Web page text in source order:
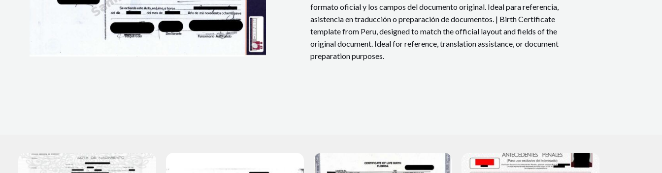
formato oficial y los campos del documento original. Ideal para referencia,
asistencia en traducción o preparación de documentos. | Birth Certificate
template from Peru, designed to match the official layout and fields of the
original document. Ideal for reference, translation assistance, or document
preparation purposes.